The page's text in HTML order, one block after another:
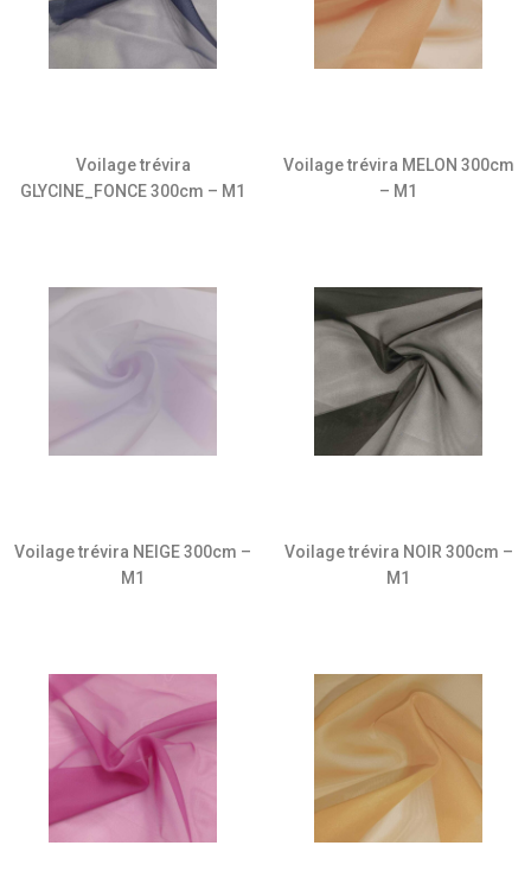
Voilage trévira
GLYCINE_FONCE 300cm – M1
Voilage trévira MELON 300cm
– M1
Voilage trévira NEIGE 300cm –
M1
Voilage trévira NOIR 300cm –
M1